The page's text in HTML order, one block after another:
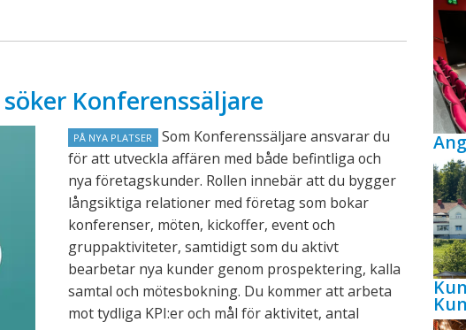
Konferenssäljare
PÅ NYA PLATSER
Som Konferenssäljare ansvarar du
för att utveckla affären med både befintliga och
nya företagskunder. Rollen innebär att du bygger
långsiktiga relationer med företag som bokar
konferenser, möten, kickoffer, event och
gruppaktiviteter, samtidigt som du aktivt
bearbetar nya kunder genom prospektering, kalla
samtal och mötesbokning. Du kommer att arbeta
mot tydliga KPI:er och mål för aktivitet, antal